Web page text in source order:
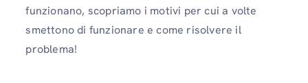
funzionano, scopriamo i motivi per cui a volte
smettono di funzionare e come risolvere il
problema!